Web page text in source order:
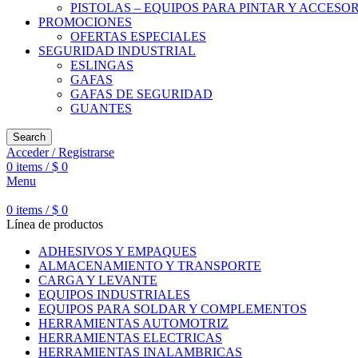
PISTOLAS – EQUIPOS PARA PINTAR Y
PROMOCIONES
OFERTAS ESPECIALES
SEGURIDAD INDUSTRIAL
ESLINGAS
GAFAS
GAFAS DE SEGURIDAD
GUANTES
Search
Acceder / Registrarse
0 items / $ 0
Menu
0 items / $ 0
Línea de productos
ADHESIVOS Y EMPAQUES
ALMACENAMIENTO Y TRANSPORTE
CARGA Y LEVANTE
EQUIPOS INDUSTRIALES
EQUIPOS PARA SOLDAR Y COMPLEMENTOS
HERRAMIENTAS AUTOMOTRIZ
HERRAMIENTAS ELECTRICAS
HERRAMIENTAS INALAMBRICAS